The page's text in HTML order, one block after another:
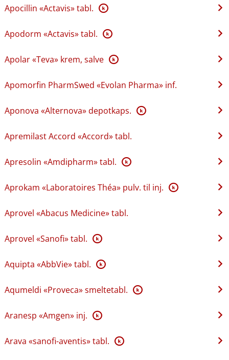
Apocillin «Actavis» tabl. K
Apodorm «Actavis» tabl. K
Apolar «Teva» krem, salve K
Apomorfin PharmSwed «Evolan Pharma» inf.
Aponova «Alternova» depotkaps. K
Apremilast Accord «Accord» tabl.
Apresolin «Amdipharm» tabl. K
Aprokam «Laboratoires Théa» pulv. til inj. K
Aprovel «Abacus Medicine» tabl.
Aprovel «Sanofi» tabl. K
Aquipta «AbbVie» tabl. K
Aqumeldi «Proveca» smeltetabl. K
Aranesp «Amgen» inj. K
Arava «sanofi-aventis» tabl. K